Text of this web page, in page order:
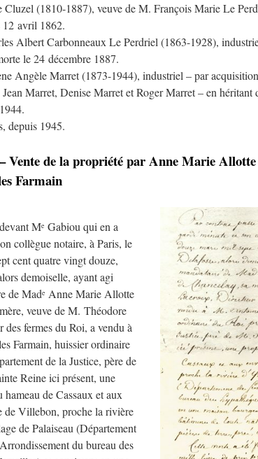
Cluzel (1810-1887), veuve de M. François Marie Le
12 avril 1862.
Albert Carbonneaux Le Perdriel (1863-1928),
le 24 décembre 1887.
Angèle Marret (1873-1944), industriel – par
Marret, Denise Marret et Roger Marret – en héritant
depuis 1945.
Vente de la propriété par Anne Marie Allotte
Farmain
Me Gabiou qui en a
collègue notaire, à Paris, le
cent quatre vingt douze,
demoiselle, ayant agi
de Made Anne Marie Allotte
veuve de M. Théodore
fermes du Roi, a vendu à
Farmain, huissier ordinaire
de la Justice, père de
Reine ici présent, une
hameau de Cassaux et aux
de Villebon, proche la rivière
de Palaiseau (Département
du bureau des